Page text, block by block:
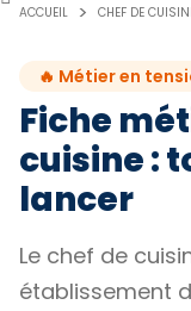
ACCUEIL CHEF DE
🔥 Métier en
Fiche
cuisine :
lancer
Le chef de
établissement